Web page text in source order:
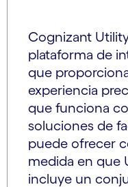
Cognizant
plataforma de
que
experiencia
que funciona
soluciones de
puede ofrecer
medida en que
incluye un